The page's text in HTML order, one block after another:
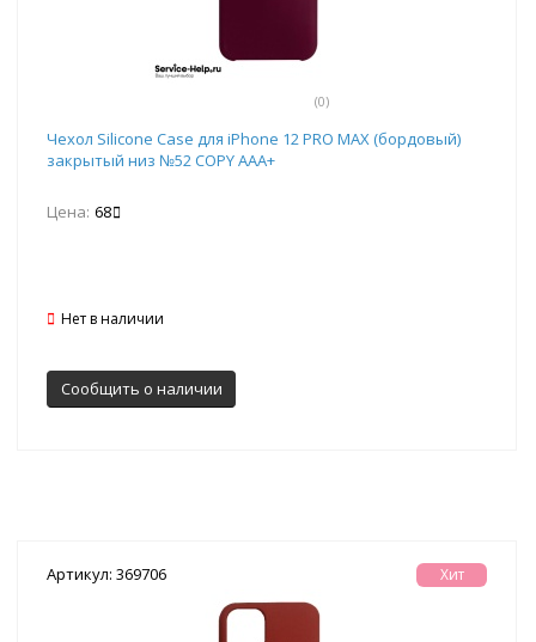
(0)
Чехол Silicone Case для iPhone 12 PRO MAX (бордовый)
закрытый низ №52 COPY AAA+
Цена: 68
Нет в наличии
Сообщить о наличии
Артикул: 369706 Хит